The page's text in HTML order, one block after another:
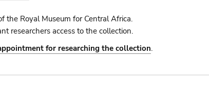
the Royal Museum for Central Africa.
researchers access to the collection.
for researching the collection.